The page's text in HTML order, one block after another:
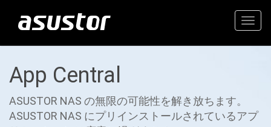
App Central
ASUSTOR NAS の無限の可能性を解き放ちます。
ASUSTOR NAS にプリインストールされているアプ